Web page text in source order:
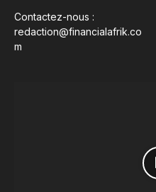
Contactez-nous :
redaction@financialafrik.co
m